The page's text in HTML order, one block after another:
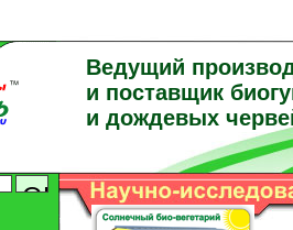
Ведущий
и поставщик
и дождевых